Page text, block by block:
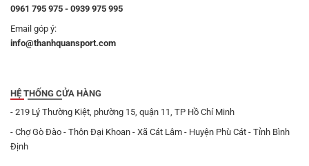
0961 795 975 - 0939 975 995
Email góp ý:
info@thanhquansport.com
HỆ THỐNG CỬA HÀNG
- 219 Lý Thường Kiệt, phường 15, quận 11, TP Hồ Chí Minh
- Chợ Gò Đào - Thôn Đại Khoan - Xã Cát Lâm - Huyện Phù Cát - Tỉnh Bình
Định